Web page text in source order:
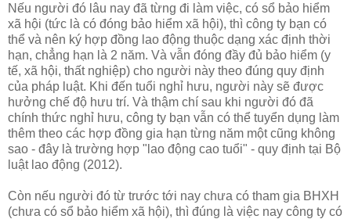
Nếu người đó lâu nay đã từng đi làm việc, có sổ bảo hiểm
xã hội (tức là có đóng bảo hiểm xã hội), thì công ty bạn có
thể và nên ký hợp đồng lao động thuộc dạng xác định thời
hạn, chẳng hạn là 2 năm. Và vẫn đóng đầy đủ bảo hiểm (y
tế, xã hội, thất nghiệp) cho người này theo đúng quy định
của pháp luật. Khi đến tuổi nghỉ hưu, người này sẽ được
hưởng chế độ hưu trí. Và thậm chí sau khi người đó đã
chính thức nghỉ hưu, công ty bạn vẫn có thể tuyển dụng làm
thêm theo các hợp đồng gia hạn từng năm một cũng không
sao - đây là trường hợp "lao động cao tuổi" - quy định tại Bộ
luật lao động (2012).
Còn nếu người đó từ trước tới nay chưa có tham gia BHXH
(chưa có sổ bảo hiểm xã hội), thì đúng là việc nay công ty có